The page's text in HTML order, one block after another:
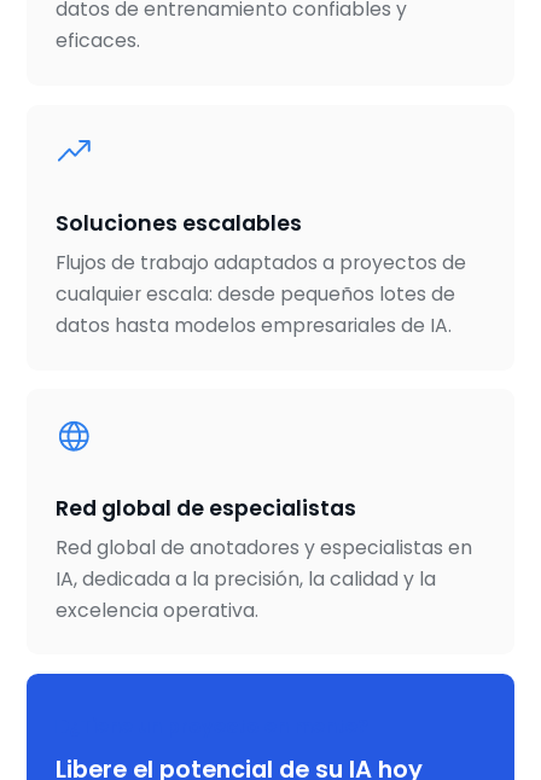
datos de entrenamiento confiables y
eficaces.
Soluciones escalables
Flujos de trabajo adaptados a proyectos de
cualquier escala: desde pequeños lotes de
datos hasta modelos empresariales de IA.
Red global de especialistas
Red global de anotadores y especialistas en
IA, dedicada a la precisión, la calidad y la
excelencia operativa.
Libere el potencial de su IA hoy